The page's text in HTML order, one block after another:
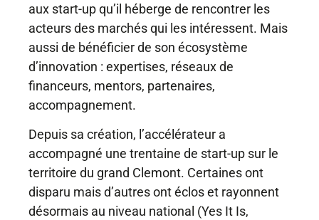
aux start-up qu’il héberge de rencontrer les
acteurs des marchés qui les intéressent. Mais
aussi de bénéficier de son écosystème
d’innovation : expertises, réseaux de
financeurs, mentors, partenaires,
accompagnement.
Depuis sa création, l’accélérateur a
accompagné une trentaine de start-up sur le
territoire du grand Clemont. Certaines ont
disparu mais d’autres ont éclos et rayonnent
désormais au niveau national (Yes It Is,